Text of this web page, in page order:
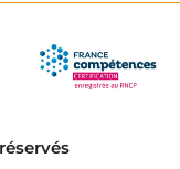
aller
complexes,
des